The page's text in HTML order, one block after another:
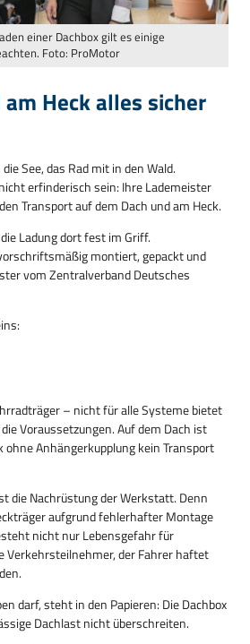
einer Dachbox gilt es einige
Foto: ProMotor
Heck alles sicher
See, das Rad mit in den Wald.
erfinderisch sein: Ihre Lademeister
Transport auf dem Dach und am Heck.
Ladung dort fest im Griff.
montiert, gepackt und
vom Zentralverband Deutsches
– nicht für alle Systeme bietet
Voraussetzungen. Auf dem Dach ist
ohne Anhängerkupplung kein Transport
die Nachrüstung der Werkstatt. Denn
aufgrund fehlerhafter Montage
nicht nur Lebensgefahr für
Verkehrsteilnehmer, der Fahrer haftet
darf, steht in den Papieren: Die Dachbox
Dachlast nicht überschreiten.